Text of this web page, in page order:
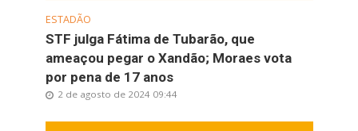
ESTADÃO
STF julga Fátima de Tubarão, que
ameaçou pegar o Xandão; Moraes vota
por pena de 17 anos
2 de agosto de 2024 09:44